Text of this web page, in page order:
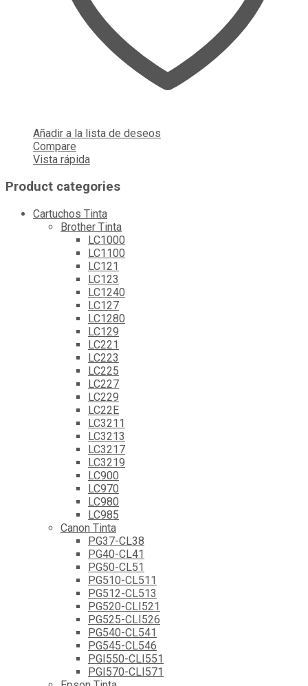
Añadir a la lista de deseos
Compare
Vista rápida
Product categories
Cartuchos Tinta
Brother Tinta
LC1000
LC1100
LC121
LC123
LC1240
LC127
LC1280
LC129
LC221
LC223
LC225
LC227
LC229
LC22E
LC3211
LC3213
LC3217
LC3219
LC900
LC970
LC980
LC985
Canon Tinta
PG37-CL38
PG40-CL41
PG50-CL51
PG510-CL511
PG512-CL513
PG520-CLI521
PG525-CLI526
PG540-CL541
PG545-CL546
PGI550-CLI551
PGI570-CLI571